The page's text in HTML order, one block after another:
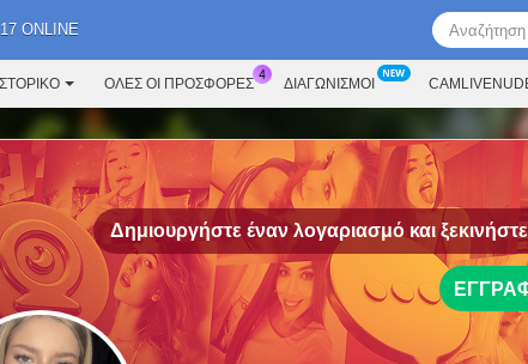
ONLINE
ΙΣΤΟΡΙΚΌ ΟΛΕΣ ΟΙ ΠΡΟΣΦΟΡΕΣ ΔΙΑΓΩΝΙΣΜΟΊ
Δημιουργήστε έναν λογαριασμό και